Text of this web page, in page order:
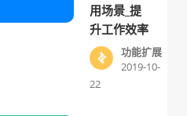
用场景_提
升工作效率
功能扩展
2019-10-
22